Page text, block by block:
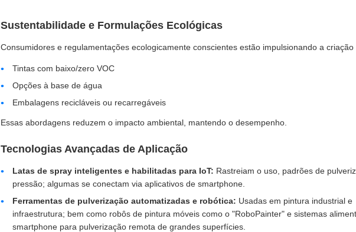
Sustentabilidade e Formulações Ecológicas
Consumidores e regulamentações ecologicamente conscientes estão impulsionando a criação
Tintas com baixo/zero VOC
Opções à base de água
Embalagens recicláveis ou recarregáveis
Essas abordagens reduzem o impacto ambiental, mantendo o desempenho.
Tecnologias Avançadas de Aplicação
Latas de spray inteligentes e habilitadas para IoT: Rastreiam o uso, padrões de
pressão; algumas se conectam via aplicativos de smartphone.
Ferramentas de pulverização automatizadas e robótica: Usadas em pintura industrial e
infraestrutura; bem como robôs de pintura móveis como o "RoboPainter" e sistemas
smartphone para pulverização remota de grandes superfícies.